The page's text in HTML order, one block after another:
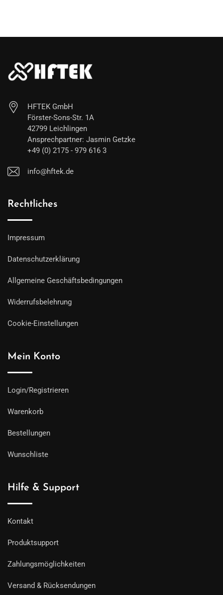
HFTEK GmbH
Förster-Sons-Str. 1A
42799 Leichlingen
Ansprechpartner: Jasmin Getzke
+49 (0) 2175 - 979 616 3
info@hftek.de
Rechtliches
Impressum
Datenschutzerklärung
Allgemeine Geschäftsbedingungen
Widerrufsbelehrung
Cookie-Einstellungen
Mein Konto
Login/Registrieren
Warenkorb
Bestellungen
Wunschliste
Hilfe & Support
Kontakt
Produktsupport
Zahlungsmöglichkeiten
Versand & Rücksendungen